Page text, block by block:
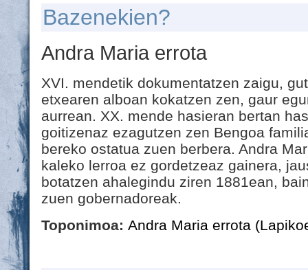
Bazenekien?
Andra Maria errota
XVI. mendetik dokumentatzen zaigu,
etxearen alboan kokatzen zen, gaur
aurrean. XX. mende hasieran bertan
goitizenaz ezagutzen zen Bengoa
bereko ostatua zuen berbera. Andra
kaleko lerroa ez gordetzeaz gainera,
botatzen ahalegindu ziren 1881ean,
zuen gobernadoreak.
Toponimoa: Andra Maria errota